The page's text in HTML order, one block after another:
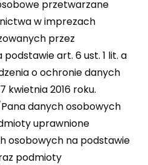
przetwarzane
w imprezach
przez
art. 6 ust. 1 lit. a
o ochronie danych
kwietnia 2016 roku.
danych osobowych
uprawnione
osobowych na podstawie
podmioty